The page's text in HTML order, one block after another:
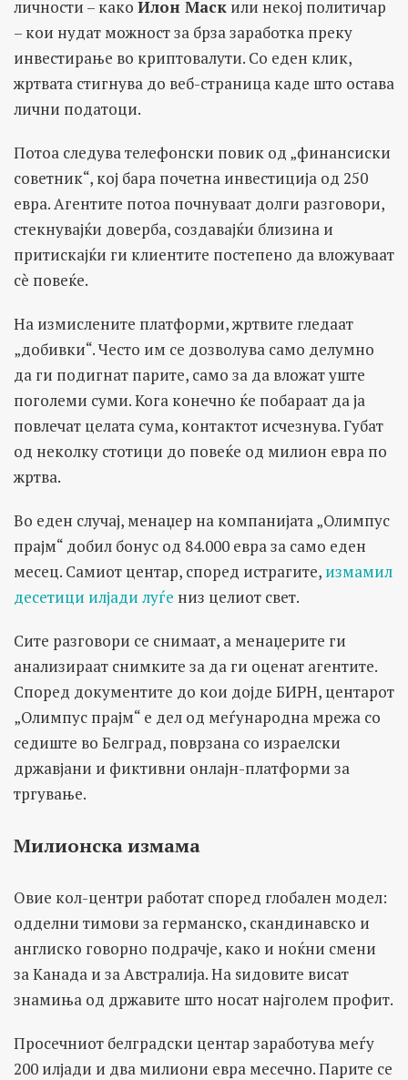
личности – како Илон Маск или некој политичар
– кои нудат можност за брза заработка преку
инвестирање во криптовалути. Со еден клик,
жртвата стигнува до веб-страница каде што остава
лични податоци.
Потоа следува телефонски повик од „финансиски
советник“, кој бара почетна инвестиција од 250
евра. Агентите потоа почнуваат долги разговори,
стекнувајќи доверба, создавајќи близина и
притискајќи ги клиентите постепено да вложуваат
сè повеќе.
На измислените платформи, жртвите гледаат
„добивки“. Често им се дозволува само делумно
да ги подигнат парите, само за да вложат уште
поголеми суми. Кога конечно ќе побараат да ја
повлечат целата сума, контактот исчезнува. Губат
од неколку стотици до повеќе од милион евра по
жртва.
Во еден случај, менаџер на компанијата „Олимпус
прајм“ добил бонус од 84.000 евра за само еден
месец. Самиот центар, според истрагите, измамил
десетици илјади луѓе низ целиот свет.
Сите разговори се снимаат, а менаџерите ги
анализираат снимките за да ги оценат агентите.
Според документите до кои дојде БИРН, центарот
„Олимпус прајм“ е дел од меѓународна мрежа со
седиште во Белград, поврзана со израелски
државјани и фиктивни онлајн-платформи за
тргување.
Милионскаизмама
Овие кол-центри работат според глобален модел:
одделни тимови за германско, скандинавско и
англиско говорно подрачје, како и ноќни смени
за Канада и за Австралија. На ѕидовите висат
знамиња од државите што носат најголем профит.
Просечниот белградски центар заработува меѓу
200 илјади и два милиони евра месечно. Парите се